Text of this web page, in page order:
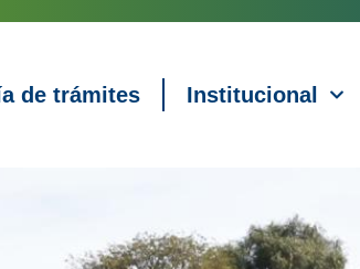
de trámites Institucional